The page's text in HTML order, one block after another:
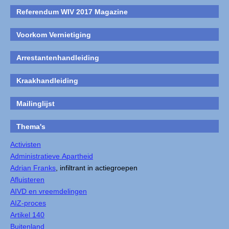
Referendum WIV 2017 Magazine
Voorkom Vernietiging
Arrestantenhandleiding
Kraakhandleiding
Mailinglijst
Thema's
Activisten
Administratieve Apartheid
Adrian Franks , infiltrant in actiegroepen
Afluisteren
AIVD en vreemdelingen
AIZ-proces
Artikel 140
Buitenland